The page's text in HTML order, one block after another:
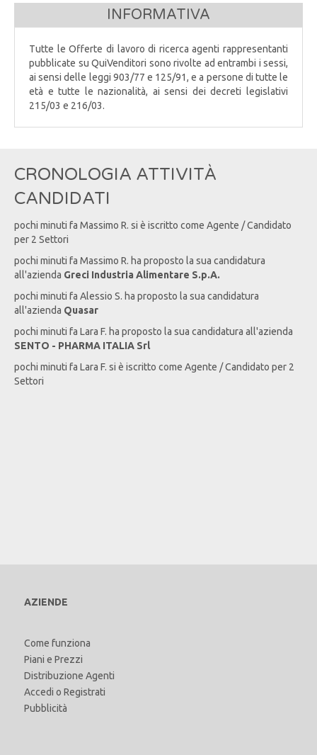
INFORMATIVA
Tutte le Offerte di lavoro di ricerca agenti rappresentanti
pubblicate su QuiVenditori sono rivolte ad entrambi i sessi,
ai sensi delle leggi 903/77 e 125/91, e a persone di tutte le
età e tutte le nazionalità, ai sensi dei decreti legislativi
215/03 e 216/03.
CRONOLOGIA ATTIVITÀ
CANDIDATI
pochi minuti fa Massimo R. si è iscritto come Agente / Candidato
per 2 Settori
pochi minuti fa Massimo R. ha proposto la sua candidatura
all'azienda Greci Industria Alimentare S.p.A.
pochi minuti fa Alessio S. ha proposto la sua candidatura
all'azienda Quasar
pochi minuti fa Lara F. ha proposto la sua candidatura all'azienda
SENTO - PHARMA ITALIA Srl
pochi minuti fa Lara F. si è iscritto come Agente / Candidato per 2
Settori
AZIENDE
Come funziona
Piani e Prezzi
Distribuzione Agenti
Accedi o Registrati
Pubblicità